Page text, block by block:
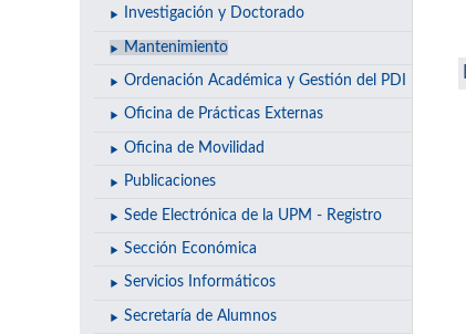
Investigación y Doctorado
Mantenimiento
Ordenación Académica y Gestión del PDI
Oficina de Prácticas Externas
Oficina de Movilidad
Publicaciones
Sede Electrónica de la UPM - Registro
Sección Económica
Servicios Informáticos
Secretaría de Alumnos